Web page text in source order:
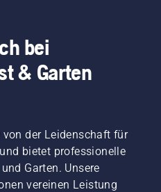
bei
& Garten
der Leidenschaft für
bietet professionelle
Garten. Unsere
vereinen Leistung